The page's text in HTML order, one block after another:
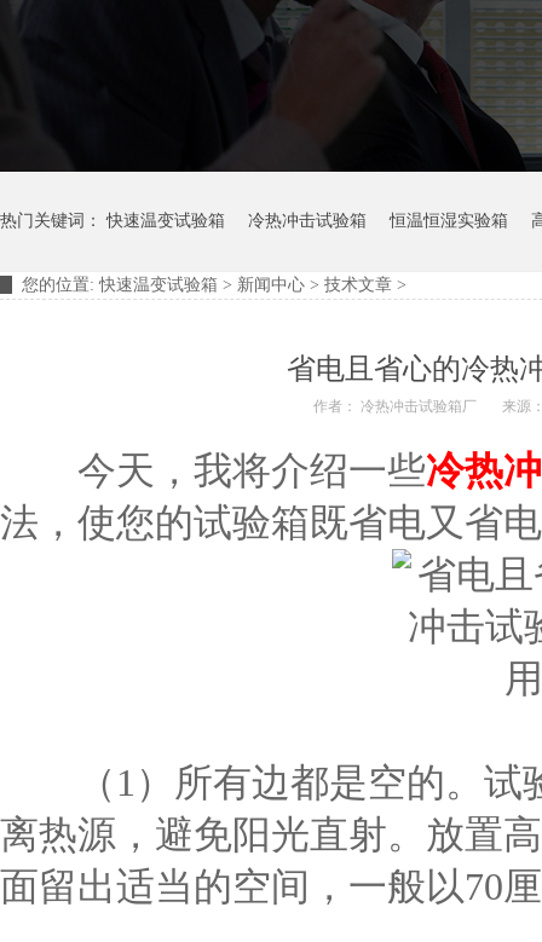
热门关键词：快速温变试验箱 冷热冲击试验箱 恒温恒湿实验箱
您的位置:快速温变试验箱 > 新闻中心 > 技术文章 >
省电且省心的冷热
作者： 冷热冲击试验箱厂 来源
今天，我将介绍一些冷热
法，使您的试验箱既省电又省
（1）所有边都是空的。试
离热源，避免阳光直射。放置
面留出适当的空间，一般以70